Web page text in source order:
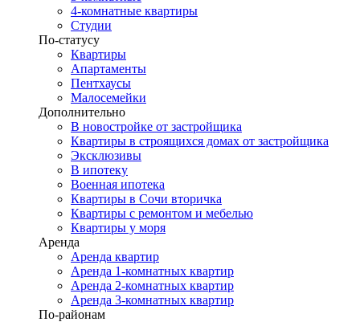
4-комнатные квартиры
Студии
По-статусу
Квартиры
Апартаменты
Пентхаусы
Малосемейки
Дополнительно
В новостройке от застройщика
Квартиры в строящихся домах от застройщика
Эксклюзивы
В ипотеку
Военная ипотека
Квартиры в Сочи вторичка
Квартиры с ремонтом и мебелью
Квартиры у моря
Аренда
Аренда квартир
Аренда 1-комнатных квартир
Аренда 2-комнатных квартир
Аренда 3-комнатных квартир
По-районам